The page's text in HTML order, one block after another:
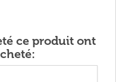
ce produit ont